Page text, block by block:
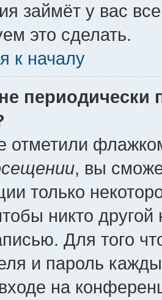
займёт у вас
это сделать.
к началу
периодически
отметили
, вы
только
никто
Для того
и пароль
на